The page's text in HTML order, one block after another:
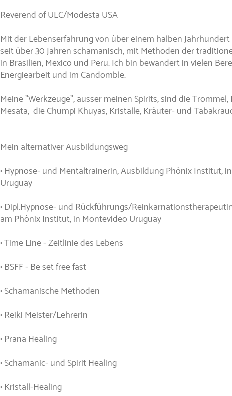
Reverend of ULC/Modesta USA
Mit der Lebenserfahrung von über einem halben
seit über 30 Jahren schamanisch, mit Methoden der
in Brasilien, Mexico und Peru. Ich bin bewandert in vielen
Energiearbeit und im Candomble.
Meine "Werkzeuge", ausser meinen Spirits, sind die Trommel,
Mesata, die Chumpi Khuyas, Kristalle, Kräuter- und
Mein alternativer Ausbildungsweg
• Hypnose- und Mentaltrainerin, Ausbildung Phönix Institut,
Uruguay
• Dipl.Hypnose- und Rückführungs/
am Phönix Institut, in Montevideo Uruguay
• Time Line - Zeitlinie des Lebens
• BSFF - Be set free fast
• Schamanische Methoden
• Reiki Meister/Lehrerin
• Prana Healing
• Schamanic- und Spirit Healing
• Kristall-Healing